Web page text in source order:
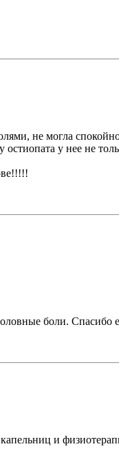
не могла спокойно
у нее не
боли. Спасибо
и